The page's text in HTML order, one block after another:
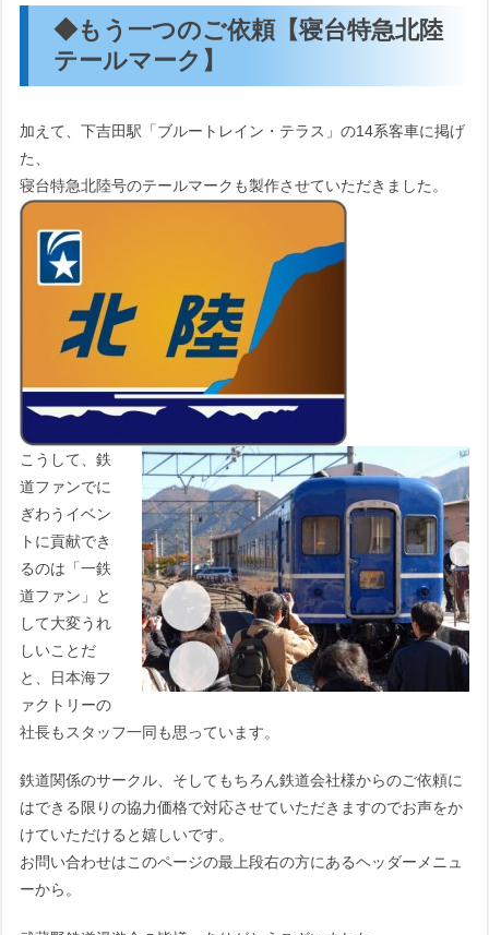
◆もう一つのご依頼【寝台特急北陸
テールマーク】
加えて、下吉田駅「ブルートレイン・テラス」の14系客車に掲げ
た、
寝台特急北陸号のテールマークも製作させていただきました。
こうして、鉄
道ファンでに
ぎわうイベン
トに貢献でき
るのは「一鉄
道ファン」と
して大変うれ
しいことだ
と、日本海フ
ァクトリーの
社長もスタッフ一同も思っています。
鉄道関係のサークル、そしてもちろん鉄道会社様からのご依頼に
はできる限りの協力価格で対応させていただきますのでお声をか
けていただけると嬉しいです。
お問い合わせはこのページの最上段右の方にあるヘッダーメニュ
ーから。